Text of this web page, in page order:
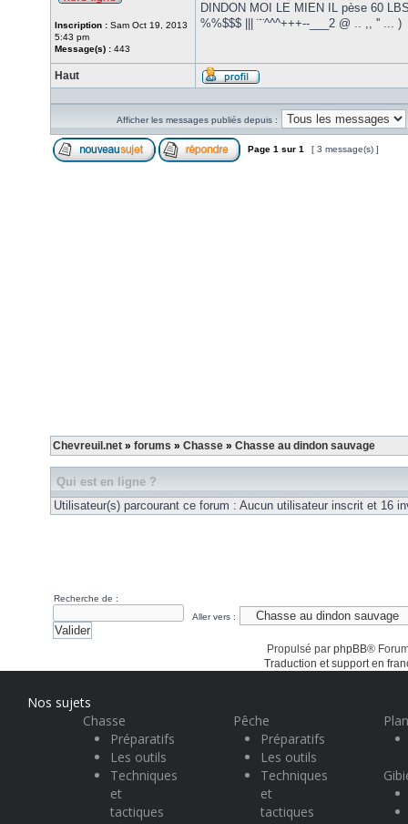
Inscription : Sam Oct 19, 2013
5:43 pm
Message(s) : 443
DINDON MOI LE MIEN IL pèse 60
%%$$$ ||| ¨¨^^^+++--___2 @ .. ,, '' ... )
Haut
Afficher les messages publiés depuis :
Page 1 sur 1 [ 3 message(s) ]
Chevreuil.net » forums » Chasse » Chasse au dindon sauvage
Qui est en ligne ?
Utilisateur(s) parcourant ce forum : Aucun utilisateur inscrit et 16
Recherche de :
Aller vers :
Propulsé par phpBB®
Traduction et support en
Nos sujets
Chasse
Préparatifs
Les outils
Techniques
et
tactiques
Pêche
Préparatifs
Les outils
Techniques
et
tactiques